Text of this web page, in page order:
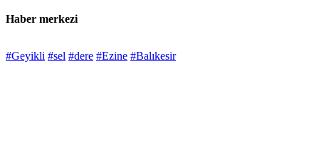
Haber merkezi
#Geyikli #sel #dere #Ezine #Balıkesir